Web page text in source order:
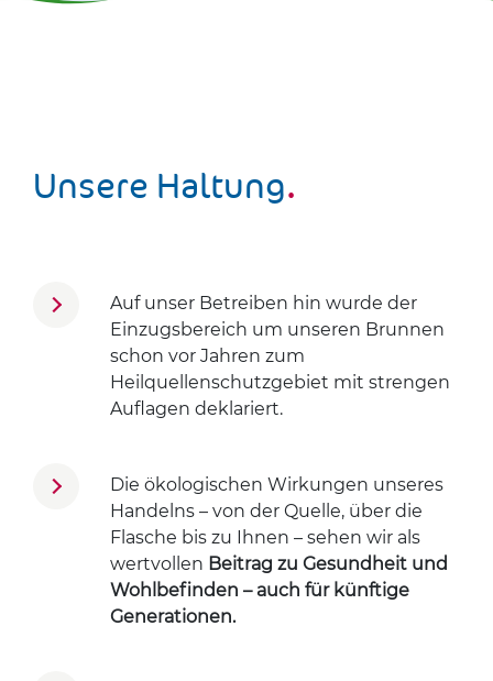
Un­se­re Hal­tung.
Auf unser Betreiben hin wurde der
Einzugsbereich um unseren Brunnen
schon vor Jahren zum
Heilquellenschutzgebiet mit strengen
Auflagen deklariert.
Die ökologischen Wirkungen unseres
Handelns – von der Quelle, über die
Flasche bis zu Ihnen – sehen wir als
wertvollen Beitrag zu Gesundheit und
Wohlbefinden – auch für künftige
Generationen.